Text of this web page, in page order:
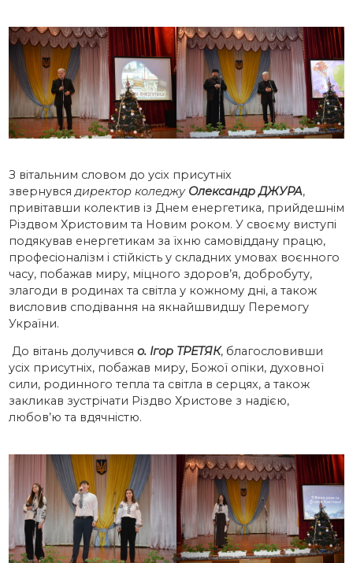
З вітальним словом до усіх присутніх
звернувсядиректор коледжу Олександр ДЖУРА,
привітавши колектив із Днем енергетика, прийдешнім
Різдвом Христовим та Новим роком. У своєму виступі
подякував енергетикам за їхню самовіддану працю,
професіоналізм і стійкість у складних умовах воєнного
часу, побажав миру, міцного здоров’я, добробуту,
злагоди в родинах та світла у кожному дні, а також
висловив сподівання на якнайшвидшу Перемогу
України.
До вітань долучився о. Ігор ТРЕТЯК, благословивши
усіх присутніх, побажав миру, Божої опіки, духовної
сили, родинного тепла та світла в серцях, а також
закликав зустрічати Різдво Христове з надією,
любов’ю та вдячністю.